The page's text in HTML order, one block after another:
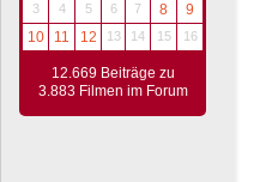
3
4 5 6 7 8
9
10
11 12 13 14 15 16
12.669 Beiträge zu
3.883 Filmen im Forum